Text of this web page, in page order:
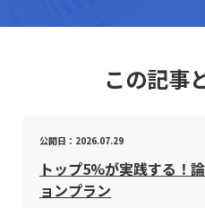
この記事
公開日：2026.07.29
トップ5%が実践する！
ョンプラン